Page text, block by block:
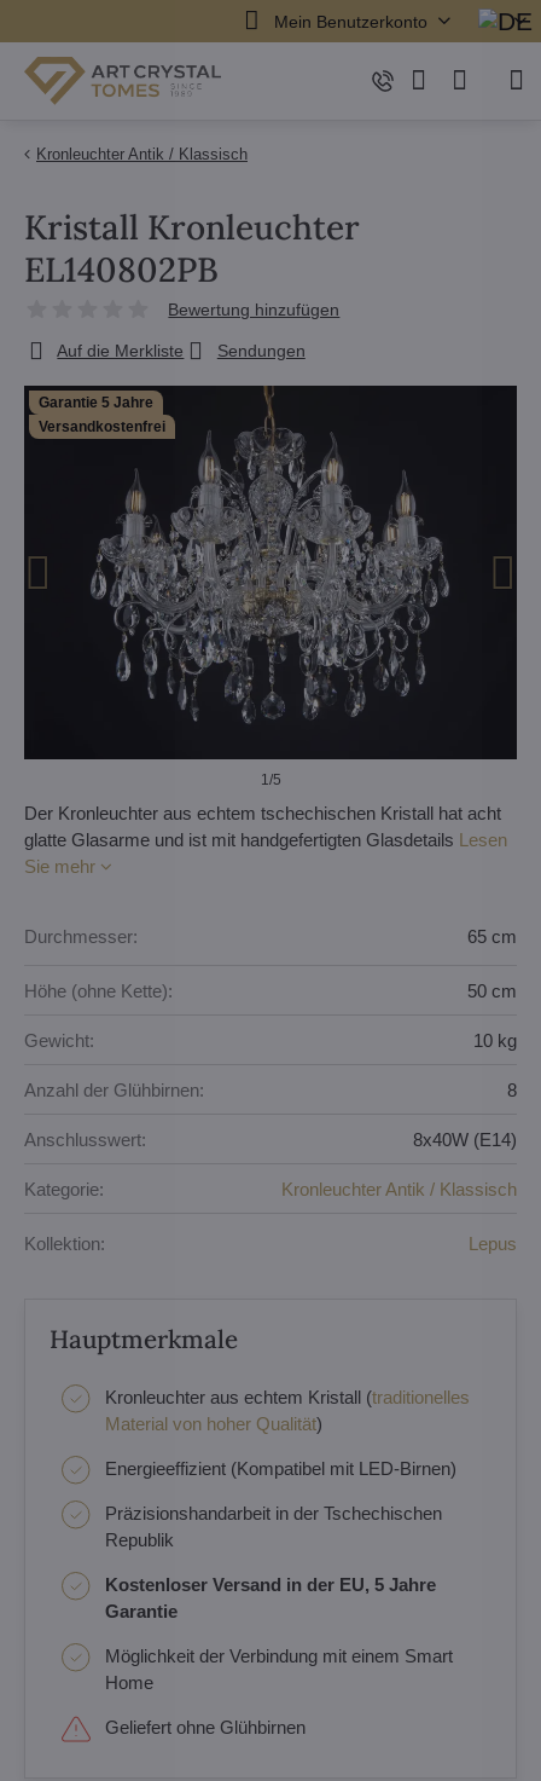
Mein Benutzerkonto
Kronleuchter Antik / Klassisch
Garantie 5 Jahre
Versandkostenfrei
1/5
Kristall Kronleuchter
EL140802PB
Bewertung hinzufügen
Auf die Merkliste Sendungen
Der Kronleuchter aus echtem tschechischen Kristall hat acht
glatte Glasarme und ist mit handgefertigten Glasdetails Lesen
Sie mehr
Durchmesser: 65 cm
Höhe (ohne Kette): 50 cm
Gewicht: 10 kg
Anzahl der Glühbirnen: 8
Anschlusswert: 8x40W (E14)
Kategorie: Kronleuchter Antik / Klassisch
Kollektion: Lepus
Hauptmerkmale
Kronleuchter aus echtem Kristall (traditionelles
Material von hoher Qualität)
Energieeffizient (Kompatibel mit LED-Birnen)
Präzisionshandarbeit in der Tschechischen
Republik
Kostenloser Versand in der EU, 5 Jahre
Garantie
Möglichkeit der Verbindung mit einem Smart
Home
Geliefert ohne Glühbirnen